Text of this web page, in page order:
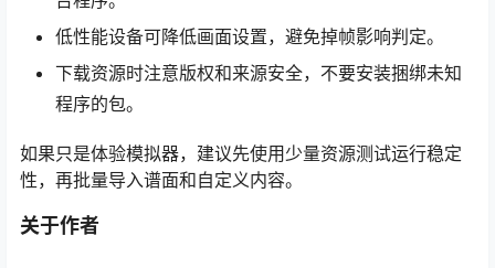
低性能设备可降低画面设置，避免掉帧影响判定。
下载资源时注意版权和来源安全，不要安装捆绑未知
程序的包。
如果只是体验模拟器，建议先使用少量资源测试运行稳定
性，再批量导入谱面和自定义内容。
关于作者